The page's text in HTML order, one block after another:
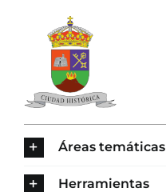
contenido
Áreas temáticas
Herramientas